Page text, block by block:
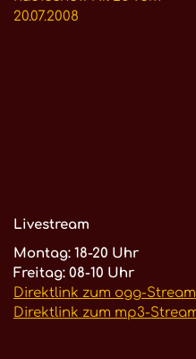
20.07.2008
Livestream
Montag: 18-20 Uhr
Freitag: 08-10 Uhr
Direktlink zum ogg-Stream
Direktlink zum mp3-